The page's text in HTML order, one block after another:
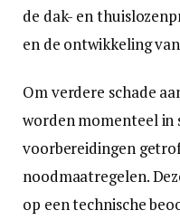
de dak- en
en de ontwikkeling
Om verdere schade
worden momenteel in
voorbereidingen
noodmaatregelen.
op een technische